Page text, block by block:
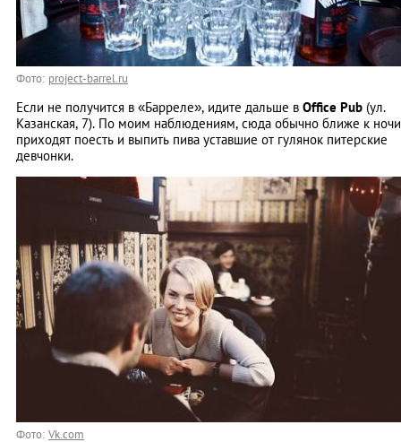
Фото: project-barrel.ru
Если не получится в «Барреле», идите дальше в Office Pub (ул.
Казанская, 7). По моим наблюдениям, сюда обычно ближе к ночи
приходят поесть и выпить пива уставшие от гулянок питерские
девчонки.
Фото: Vk.com